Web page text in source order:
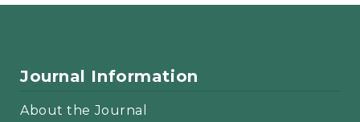
Journal Information
About the Journal